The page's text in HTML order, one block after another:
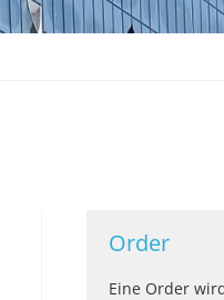
Order
Eine Order